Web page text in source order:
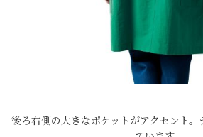
後ろ右側の大きなポケットがアクセント。